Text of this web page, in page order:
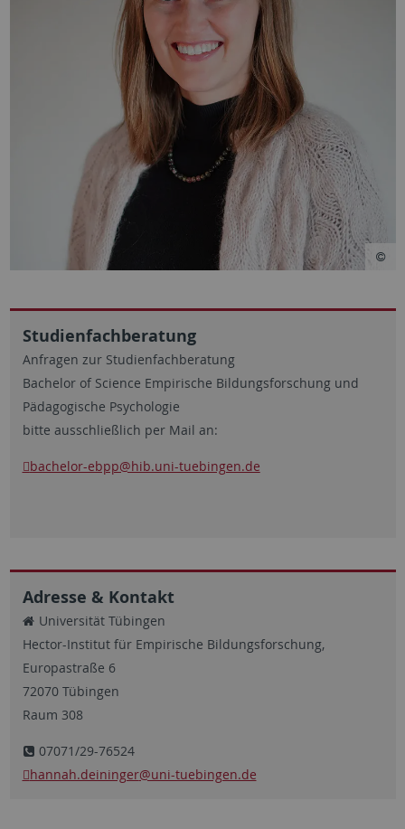
Studienfachberatung
Anfragen zur Studienfachberatung
Bachelor of Science Empirische Bildungsforschung und
Pädagogische Psychologie
bitte ausschließlich per Mail an:
bachelor-ebpp@hib.uni-tuebingen.de
Adresse & Kontakt
Universität Tübingen
Hector-Institut für Empirische Bildungsforschung,
Europastraße 6
72070 Tübingen
Raum 308
07071/29-76524
hannah.deininger@uni-tuebingen.de